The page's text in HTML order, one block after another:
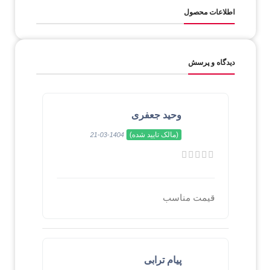
اطلاعات محصول
دیدگاه و پرسش
وحید جعفری
(مالک تایید شده) 1404-03-21
قیمت مناسب
پیام ترابی